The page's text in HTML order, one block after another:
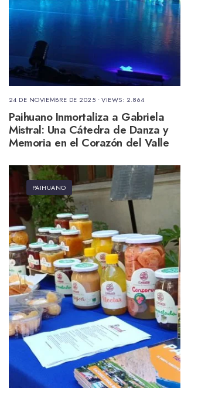
24 DE NOVIEMBRE DE 2025 •VIEWS: 2.864
Paihuano Inmortaliza a Gabriela
Mistral: Una Cátedra de Danza y
Memoria en el Corazón del Valle
PAIHUANO